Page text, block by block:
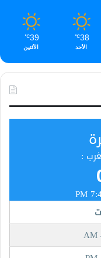
38
℃
الأحد
39
℃
الأثنين